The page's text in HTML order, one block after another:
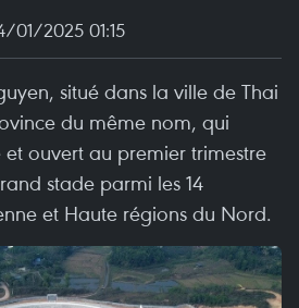
01/2025 01:15
situé dans la ville de Thai
du même nom, qui
ouvert au premier trimestre
stade parmi les 14
et Haute régions du Nord.